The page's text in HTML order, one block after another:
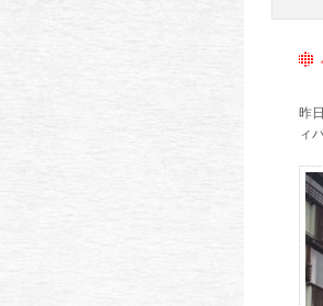
昨
ィ